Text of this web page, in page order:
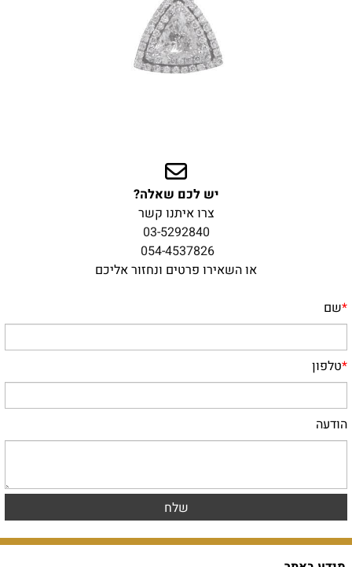
יש לכם שאלה?
צרו איתנו קשר
03-5292840
054-4537826
או השאירו פרטים ונחזור אליכם
*שם
*טלפון
הודעה